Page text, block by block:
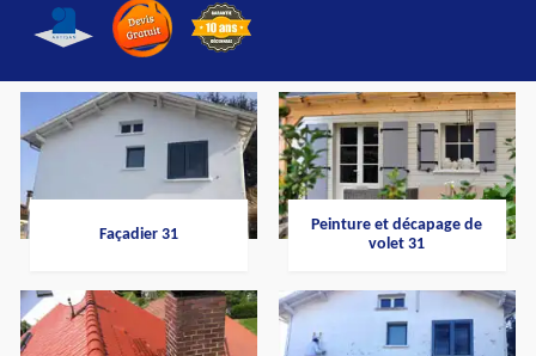
Façadier 31
Peinture et décapage de
volet 31